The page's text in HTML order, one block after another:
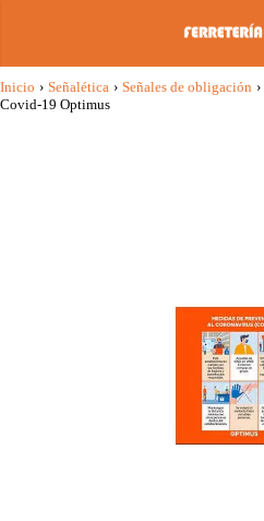
Inicio › Señalética › Señales de obligación ›
Covid-19 Optimus